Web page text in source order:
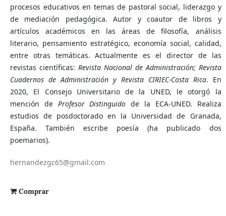
procesos educativos en temas de pastoral social, liderazgo y
de mediación pedagógica. Autor y coautor de libros y
artículos académicos en las áreas de filosofía, análisis
literario, pensamiento estratégico, economía social, calidad,
entre otras temáticas. Actualmente es el director de las
revistas científicas: Revista Nacional de Administración; Revista
Cuadernos de Administración y Revista CIRIEC-Costa Rica. En
2020, El Consejo Universitario de la UNED, le otorgó la
mención de Profesor Distinguido de la ECA-UNED. Realiza
estudios de posdoctorado en la Universidad de Granada,
España. También escribe poesía (ha publicado dos
poemarios).
hernandezgc65@gmail.com
Comprar